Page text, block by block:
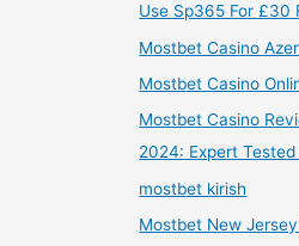
Use Sp365 For £30
Mostbet Casino
Mostbet Casino
Mostbet Casino
2024: Expert Tested
mostbet kirish
Mostbet New